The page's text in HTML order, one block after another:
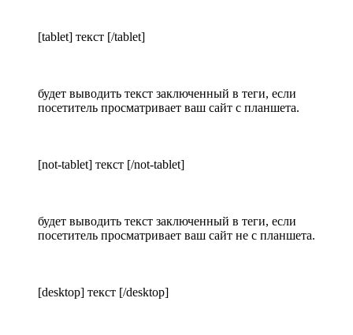
[tablet] текст [/tablet]
будет выводить текст заключенный в теги, если
посетитель просматривает ваш сайт с планшета.
[not-tablet] текст [/not-tablet]
будет выводить текст заключенный в теги, если
посетитель просматривает ваш сайт не с планшета.
[desktop] текст [/desktop]